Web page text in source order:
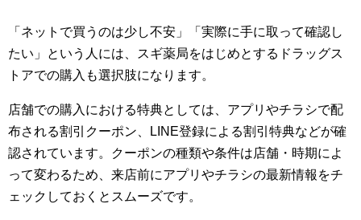
「ネットで買うのは少し不安」「実際に手に取って確認し
たい」という人には、スギ薬局をはじめとするドラッグス
トアでの購入も選択肢になります。
店舗での購入における特典としては、アプリやチラシで配
布される割引クーポン、LINE登録による割引特典などが確
認されています。クーポンの種類や条件は店舗・時期によ
って変わるため、来店前にアプリやチラシの最新情報をチ
ェックしておくとスムーズです。